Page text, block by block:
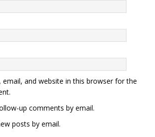
email, and website in this browser for the
up comments by email.
posts by email.